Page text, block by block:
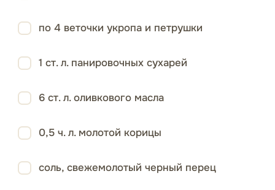
по 4 веточки укропа и петрушки
1 ст. л. панировочных сухарей
6 ст. л. оливкового масла
0,5 ч. л. молотой корицы
соль, свежемолотый черный перец